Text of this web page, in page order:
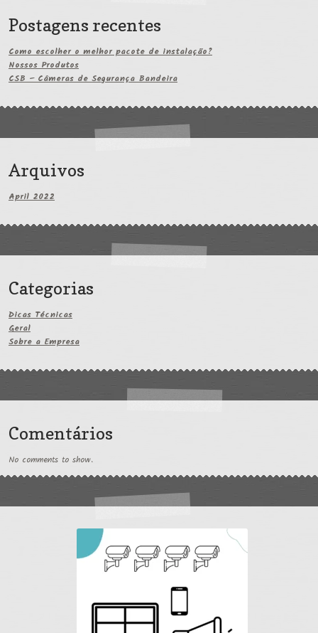
Postagens recentes
Como escolher o melhor pacote de instalação?
Nossos Produtos
CSB – Câmeras de Segurança Bandeira
Arquivos
April 2022
Categorias
Dicas Técnicas
Geral
Sobre a Empresa
Comentários
No comments to show.